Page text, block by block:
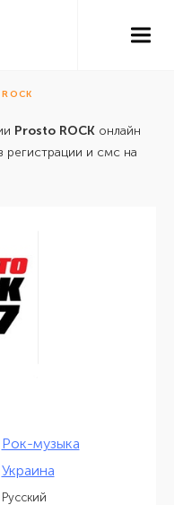
Prosto ROCK онлайн
регистрации и смс на
Рок-музыка
Украина
Русский